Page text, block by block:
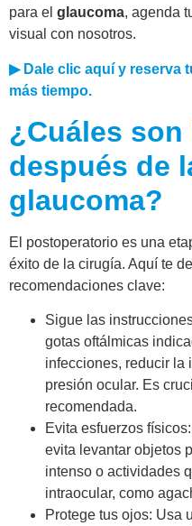
para el glaucoma, agenda
visual con nosotros.
▶ Dale clic aquí y reserva
más tiempo.
¿Cuáles
después de
glaucoma?
El postoperatorio es una
éxito de la cirugía. Aquí te
recomendaciones clave:
Sigue las
gotas oftálmicas
infecciones, reducir la
presión ocular. Es
recomendada.
Evita esfuerzos
evita levantar objetos
intenso o actividades
intraocular, como
Protege tus ojos: Usa